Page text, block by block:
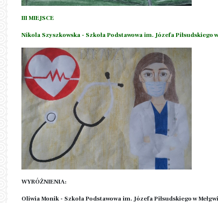
III MIEJSCE
Nikola Szyszkowska - Szkoła Podstawowa im. Józefa Piłsudskiego
WYRÓŻNIENIA:
Oliwia Monik - Szkoła Podstawowa im. Józefa Piłsudskiego w Mełgwi